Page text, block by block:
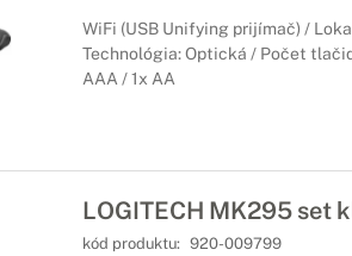
WiFi (USB Unifying prijímač) /
Technológia: Optická / Počet
AAA / 1x AA
LOGITECH MK295 set
kód produktu: 920-009799